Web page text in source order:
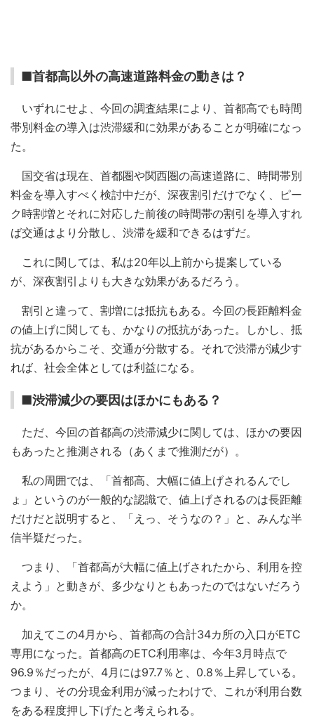
■首都高以外の高速道路料金の動きは？
いずれにせよ、今回の調査結果により、首都高でも時間
帯別料金の導入は渋滞緩和に効果があることが明確になっ
た。
国交省は現在、首都圏や関西圏の高速道路に、時間帯別
料金を導入すべく検討中だが、深夜割引だけでなく、ピー
ク時割増とそれに対応した前後の時間帯の割引を導入すれ
ば交通はより分散し、渋滞を緩和できるはずだ。
これに関しては、私は20年以上前から提案している
が、深夜割引よりも大きな効果があるだろう。
割引と違って、割増には抵抗もある。今回の長距離料金
の値上げに関しても、かなりの抵抗があった。しかし、抵
抗があるからこそ、交通が分散する。それで渋滞が減少す
れば、社会全体としては利益になる。
■渋滞減少の要因はほかにもある？
ただ、今回の首都高の渋滞減少に関しては、ほかの要因
もあったと推測される（あくまで推測だが）。
私の周囲では、「首都高、大幅に値上げされるんでし
ょ」というのが一般的な認識で、値上げされるのは長距離
だけだと説明すると、「えっ、そうなの？」と、みんな半
信半疑だった。
つまり、「首都高が大幅に値上げされたから、利用を控
えよう」と動きが、多少なりともあったのではないだろう
か。
加えてこの4月から、首都高の合計34カ所の入口がETC
専用になった。首都高のETC利用率は、今年3月時点で
96.9％だったが、4月には97.7％と、0.8％上昇している。
つまり、その分現金利用が減ったわけで、これが利用台数
をある程度押し下げたと考えられる。